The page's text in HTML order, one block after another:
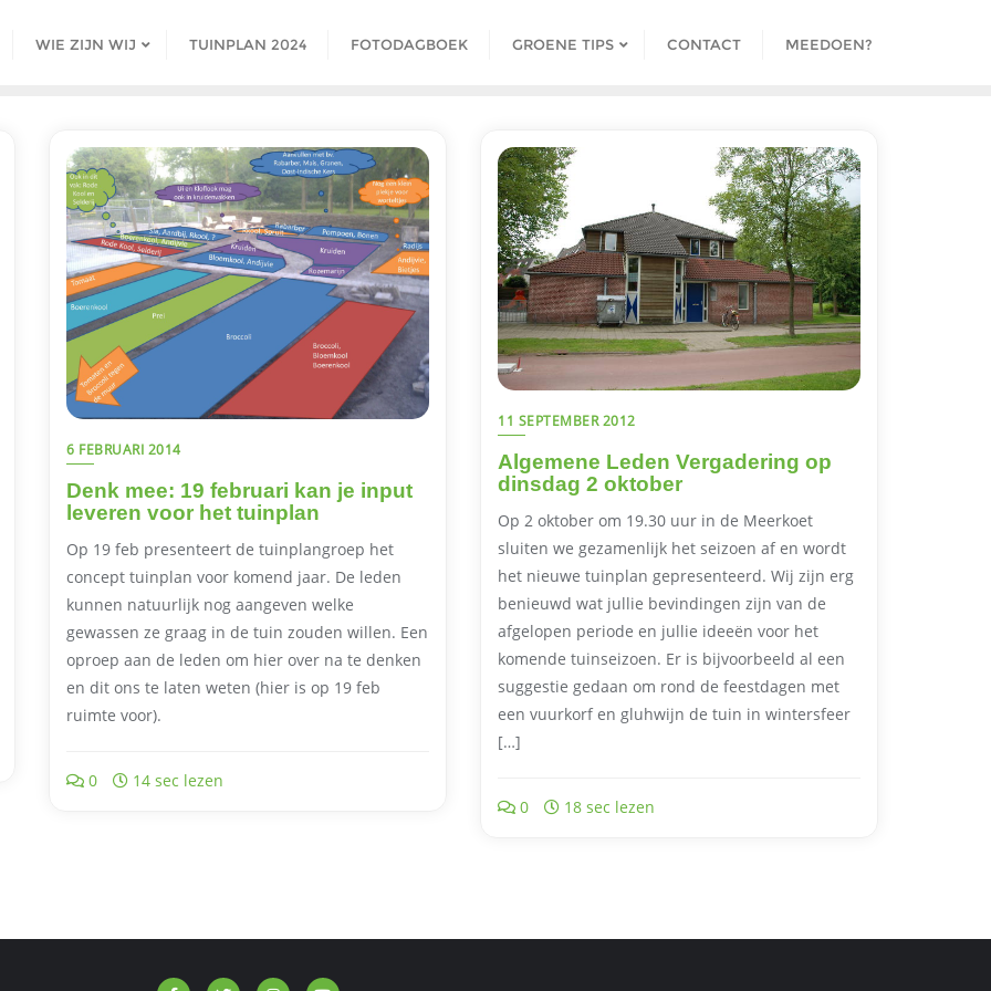
WIE ZIJN WIJ TUINPLAN 2024 FOTODAGBOEK GROENE TIPS CONTACT MEEDOEN?
6 FEBRUARI 2014
Denk mee: 19 februari kan je input
leveren voor het tuinplan
Op 19 feb presenteert de tuinplangroep het
concept tuinplan voor komend jaar. De leden
kunnen natuurlijk nog aangeven welke
gewassen ze graag in de tuin zouden willen. Een
oproep aan de leden om hier over na te denken
en dit ons te laten weten (hier is op 19 feb
ruimte voor).
0 14 sec lezen
11 SEPTEMBER 2012
Algemene Leden Vergadering op
dinsdag 2 oktober
Op 2 oktober om 19.30 uur in de Meerkoet
sluiten we gezamenlijk het seizoen af en wordt
het nieuwe tuinplan gepresenteerd. Wij zijn erg
benieuwd wat jullie bevindingen zijn van de
afgelopen periode en jullie ideeën voor het
komende tuinseizoen. Er is bijvoorbeeld al een
suggestie gedaan om rond de feestdagen met
een vuurkorf en gluhwijn de tuin in wintersfeer
[…]
0 18 sec lezen